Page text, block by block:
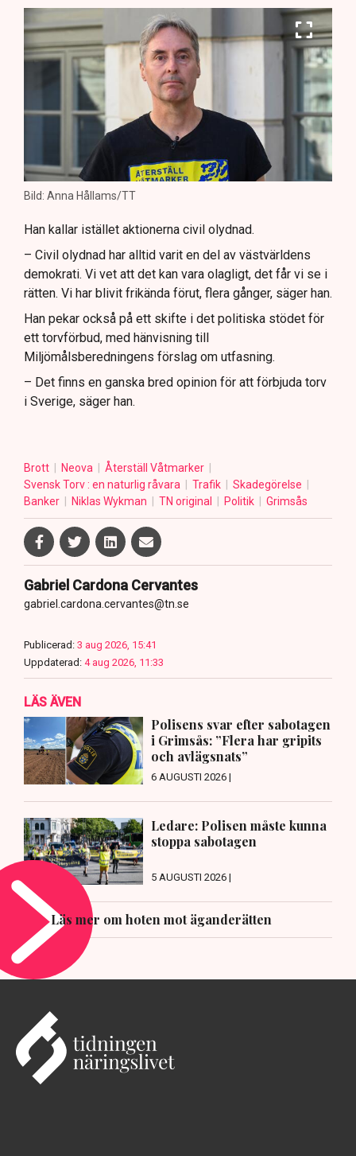
Bild: Anna Hållams/TT
Han kallar istället aktionerna civil olydnad.
– Civil olydnad har alltid varit en del av västvärldens
demokrati. Vi vet att det kan vara olagligt, det får vi se i
rätten. Vi har blivit frikända förut, flera gånger, säger han.
Han pekar också på ett skifte i det politiska stödet för
ett torvförbud, med hänvisning till
Miljömålsberedningens förslag om utfasning.
– Det finns en ganska bred opinion för att förbjuda torv
i Sverige, säger han.
Brott Neova
Återställ Våtmarker
Svensk Torv : en naturlig råvara
Trafik
Skadegörelse
Banker
Niklas Wykman TN original Politik Grimsås
Gabriel Cardona Cervantes
gabriel.cardona.cervantes@tn.se
Publicerad: 3 aug 2026, 15:41
Uppdaterad: 4 aug 2026, 11:33
LÄS ÄVEN
Polisens svar efter sabotagen
i Grimsås: ”Flera har gripits
och avlägsnats”
6 AUGUSTI 2026 |
Ledare: Polisen måste kunna
stoppa sabotagen
5 AUGUSTI 2026 |
Läs mer om hoten mot äganderätten